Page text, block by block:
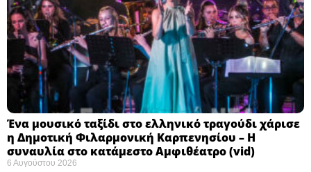
Ένα μουσικό ταξίδι στο ελληνικό τραγούδι χάρισε
η Δημοτική Φιλαρμονική Καρπενησίου – Η
συναυλία στο κατάμεστο Αμφιθέατρο (vid)
6 Αυγούστου 2026